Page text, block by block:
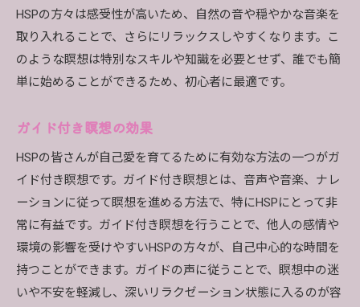
HSPの方々は感受性が高いため、自然の音や穏やかな音楽を
取り入れることで、さらにリラックスしやすくなります。こ
のような瞑想は特別なスキルや知識を必要とせず、誰でも簡
単に始めることができるため、初心者に最適です。
ガイド付き瞑想の効果
HSPの皆さんが自己愛を育てるために有効な方法の一つがガ
イド付き瞑想です。ガイド付き瞑想とは、音声や音楽、ナレ
ーションに従って瞑想を進める方法で、特にHSPにとって非
常に有益です。ガイド付き瞑想を行うことで、他人の感情や
環境の影響を受けやすいHSPの方々が、自己中心的な時間を
持つことができます。ガイドの声に従うことで、瞑想中の迷
いや不安を軽減し、深いリラクゼーション状態に入るのが容